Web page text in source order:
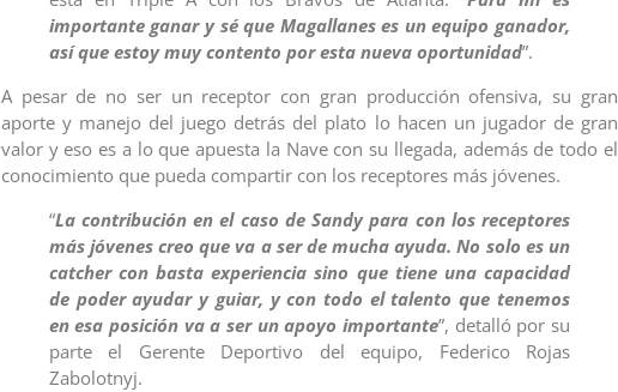
importante ganar y sé que Magallanes es un equipo ganador,
así que estoy muy contento por esta nueva oportunidad”.
A pesar de no ser un receptor con gran producción ofensiva, su gran
aporte y manejo del juego detrás del plato lo hacen un jugador de gran
valor y eso es a lo que apuesta la Nave con su llegada, además de todo el
conocimiento que pueda compartir con los receptores más jóvenes.
“La contribución en el caso de Sandy para con los receptores
más jóvenes creo que va a ser de mucha ayuda. No solo es un
catcher con basta experiencia sino que tiene una capacidad
de poder ayudar y guiar, y con todo el talento que tenemos
en esa posición va a ser un apoyo importante”, detalló por su
parte el Gerente Deportivo del equipo, Federico Rojas
Zabolotnyj.